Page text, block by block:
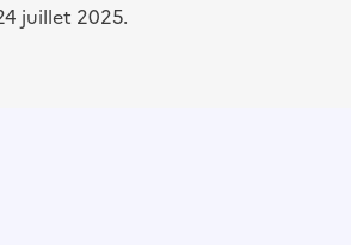
juillet 2025.